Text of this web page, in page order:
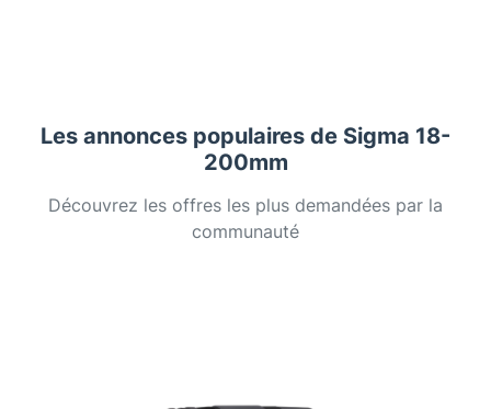
Les annonces populaires de Sigma 18-
200mm
Découvrez les offres les plus demandées par la
communauté